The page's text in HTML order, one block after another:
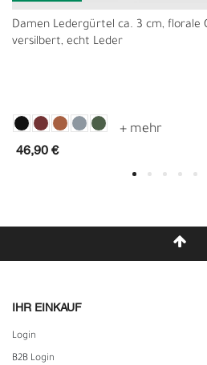
Damen Ledergürtel ca. 3 cm, florale
versilbert, echt Leder
46,90 €
IHR EINKAUF
Login
B2B Login